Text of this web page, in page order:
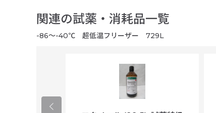
関連の試薬・消耗品一覧
-86～-40℃ 超低温フリーザー 729L